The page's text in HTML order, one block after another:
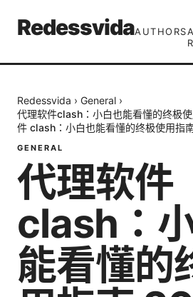
RedessvidaAUTHORS
Redessvida › General ›
代理软件clash：小白也能看懂的终极
件 clash：小白也能看懂的终极使用指
GENERAL
代理软件
clash：
能看懂的